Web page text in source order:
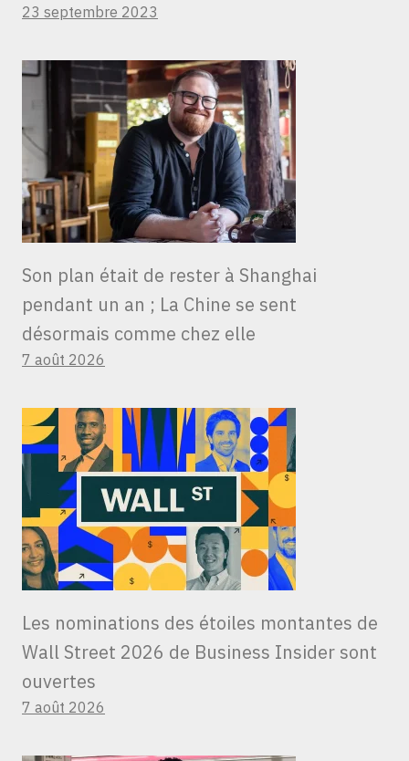
23 septembre 2023
Son plan était de rester à Shanghai
pendant un an ; La Chine se sent
désormais comme chez elle
7 août 2026
Les nominations des étoiles montantes de
Wall Street 2026 de Business Insider sont
ouvertes
7 août 2026